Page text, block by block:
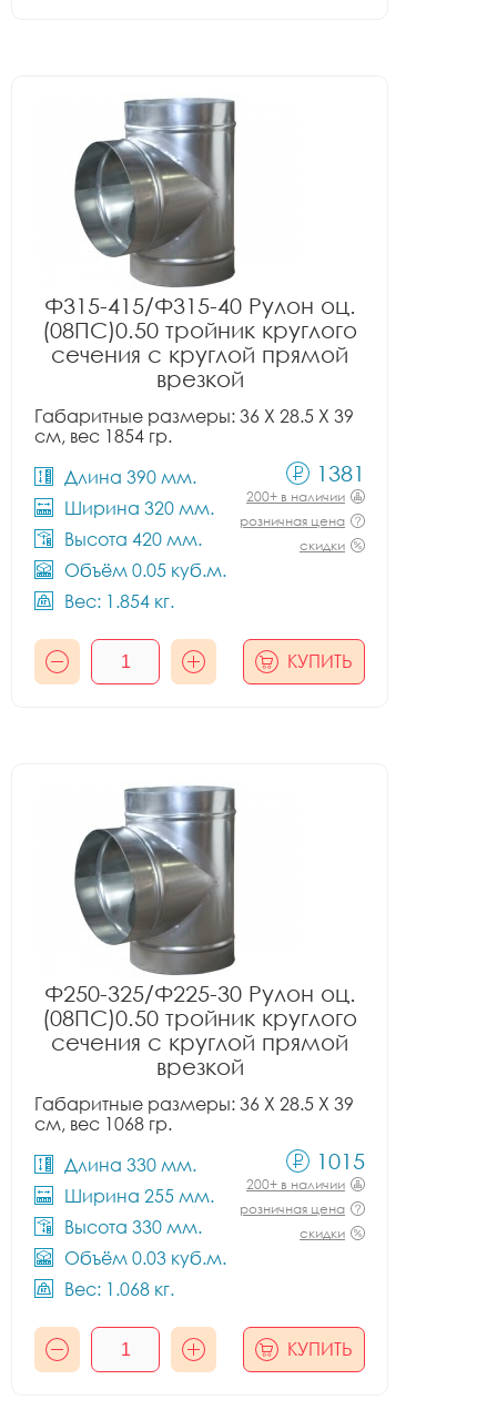
Ф315-415/Ф315-40 Рулон оц.
(08ПС)0.50 тройник круглого
сечения с круглой прямой
врезкой
Габаритные размеры: 36 X 28.5 X 39
см, вес 1854 гр.
Длина 390 мм.
Ширина 320 мм.
Высота 420 мм.
Объём 0.05 куб.м.
Вес: 1.854 кг.
1381
200+ в наличии
розничная цена
скидки
КУПИТЬ
Ф250-325/Ф225-30 Рулон оц.
(08ПС)0.50 тройник круглого
сечения с круглой прямой
врезкой
Габаритные размеры: 36 X 28.5 X 39
см, вес 1068 гр.
Длина 330 мм.
Ширина 255 мм.
Высота 330 мм.
Объём 0.03 куб.м.
Вес: 1.068 кг.
1015
200+ в наличии
розничная цена
скидки
КУПИТЬ